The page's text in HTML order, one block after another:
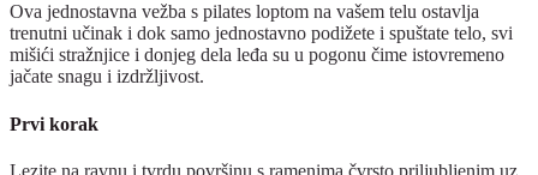
Ova jednostavna vežba s pilates loptom na vašem telu ostavlja
trenutni učinak i dok samo jednostavno podižete i spuštate telo, svi
mišići stražnjice i donjeg dela leđa su u pogonu čime istovremeno
jačate snagu i izdržljivost.
Prvi korak
Lezite na ravnu i tvrdu površinu s ramenima čvrsto priljubljenim uz